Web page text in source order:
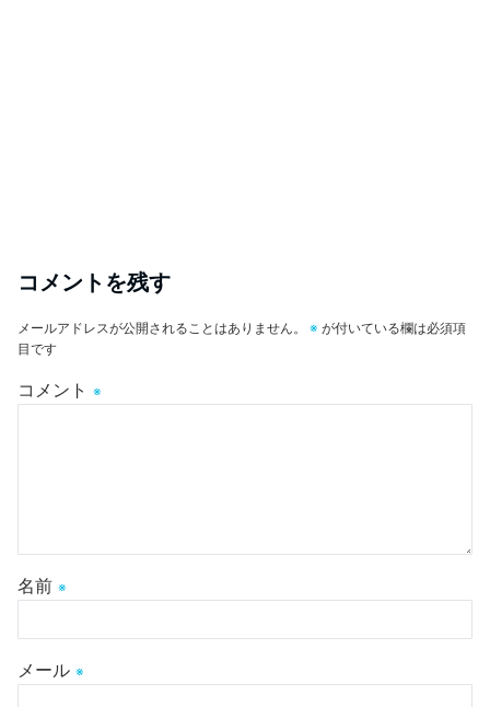
コメントを残す
メールアドレスが公開されることはありません。 ※ が付いている欄は必須項
目です
コメント ※
名前 ※
メール ※